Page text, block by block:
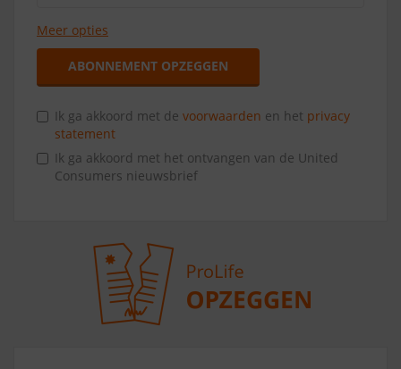
Meer opties
ABONNEMENT OPZEGGEN
Ik ga akkoord met de voorwaarden en het privacy
statement
Ik ga akkoord met het ontvangen van de United
Consumers nieuwsbrief